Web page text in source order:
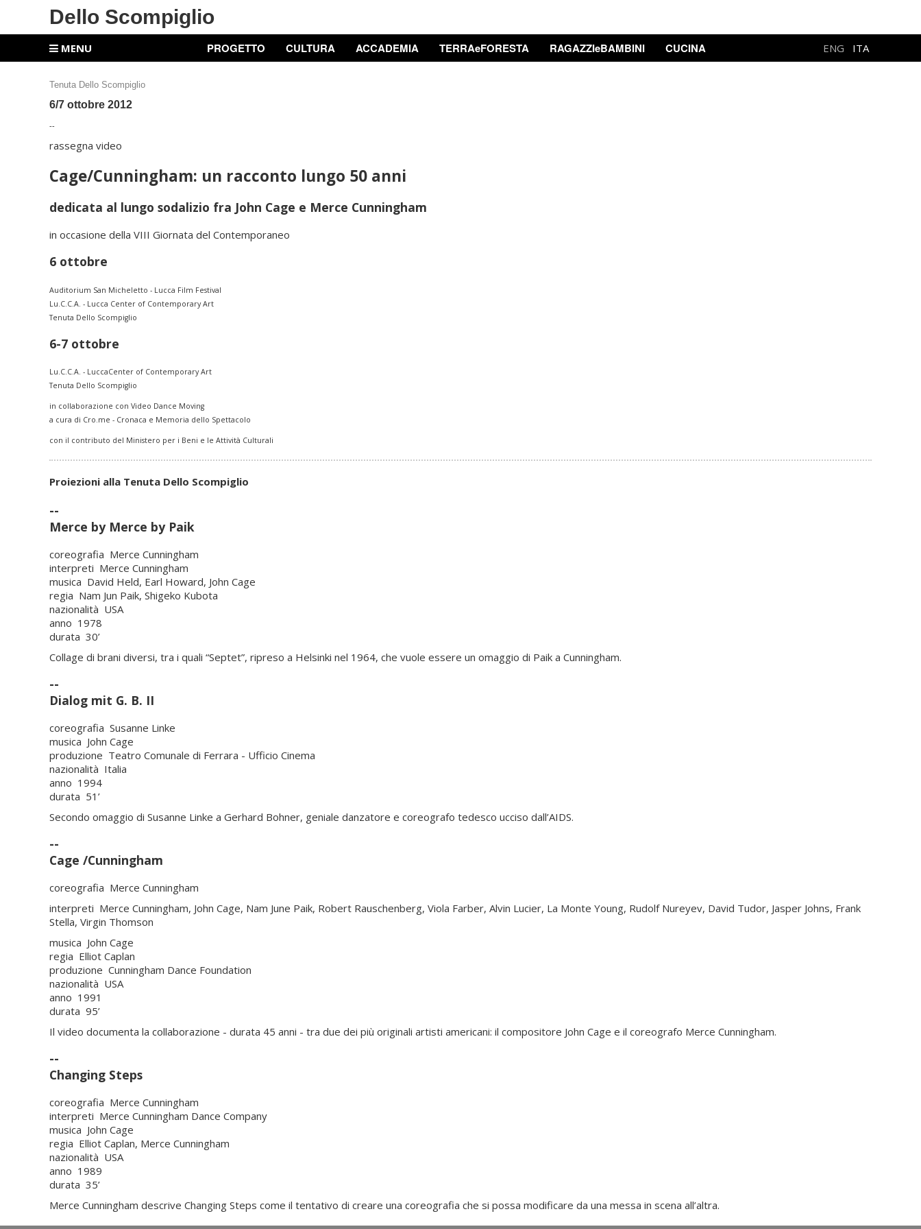
Dello Scompiglio
MENU PROGETTO CULTURA ACCADEMIA TERRAeFORESTA RAGAZZIeBAMBINI CUCINA ENG ITA
Tenuta Dello Scompiglio
6/7 ottobre 2012
--
rassegna video
Cage/Cunningham: un racconto lungo 50 anni
dedicata al lungo sodalizio fra John Cage e Merce Cunningham
in occasione della VIII Giornata del Contemporaneo
6 ottobre
Auditorium San Micheletto - Lucca Film Festival
Lu.C.C.A. - Lucca Center of Contemporary Art
Tenuta Dello Scompiglio
6-7 ottobre
Lu.C.C.A. - LuccaCenter of Contemporary Art
Tenuta Dello Scompiglio
in collaborazione con Video Dance Moving
a cura di Cro.me - Cronaca e Memoria dello Spettacolo
con il contributo del Ministero per i Beni e le Attività Culturali
Proiezioni alla Tenuta Dello Scompiglio
--
Merce by Merce by Paik
coreografia Merce Cunningham
interpreti Merce Cunningham
musica David Held, Earl Howard, John Cage
regia Nam Jun Paik, Shigeko Kubota
nazionalità USA
anno 1978
durata 30’
Collage di brani diversi, tra i quali “Septet”, ripreso a Helsinki nel 1964, che vuole essere un omaggio di Paik a Cunningham.
--
Dialog mit G. B. II
coreografia Susanne Linke
musica John Cage
produzione Teatro Comunale di Ferrara - Ufficio Cinema
nazionalità Italia
anno 1994
durata 51’
Secondo omaggio di Susanne Linke a Gerhard Bohner, geniale danzatore e coreografo tedesco ucciso dall’AIDS.
--
Cage /Cunningham
coreografia Merce Cunningham
interpreti Merce Cunningham, John Cage, Nam June Paik, Robert Rauschenberg, Viola Farber, Alvin Lucier, La Monte Young, Rudolf Nureyev, David Tudor, Jasper Johns, Frank
Stella, Virgin Thomson
musica John Cage
regia Elliot Caplan
produzione Cunningham Dance Foundation
nazionalità USA
anno 1991
durata 95’
Il video documenta la collaborazione - durata 45 anni - tra due dei più originali artisti americani: il compositore John Cage e il coreografo Merce Cunningham.
--
Changing Steps
coreografia Merce Cunningham
interpreti Merce Cunningham Dance Company
musica John Cage
regia Elliot Caplan, Merce Cunningham
nazionalità USA
anno 1989
durata 35’
Merce Cunningham descrive Changing Steps come il tentativo di creare una coreografia che si possa modificare da una messa in scena all’altra.